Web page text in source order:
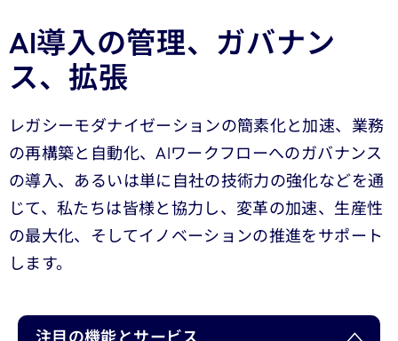
AI導入の管理、ガバナン
ス、拡張
レガシーモダナイゼーションの簡素化と加速、業務
の再構築と自動化、AIワークフローへのガバナンス
の導入、あるいは単に自社の技術力の強化などを通
じて、私たちは皆様と協力し、変革の加速、生産性
の最大化、そしてイノベーションの推進をサポート
します。
注目の機能とサービス